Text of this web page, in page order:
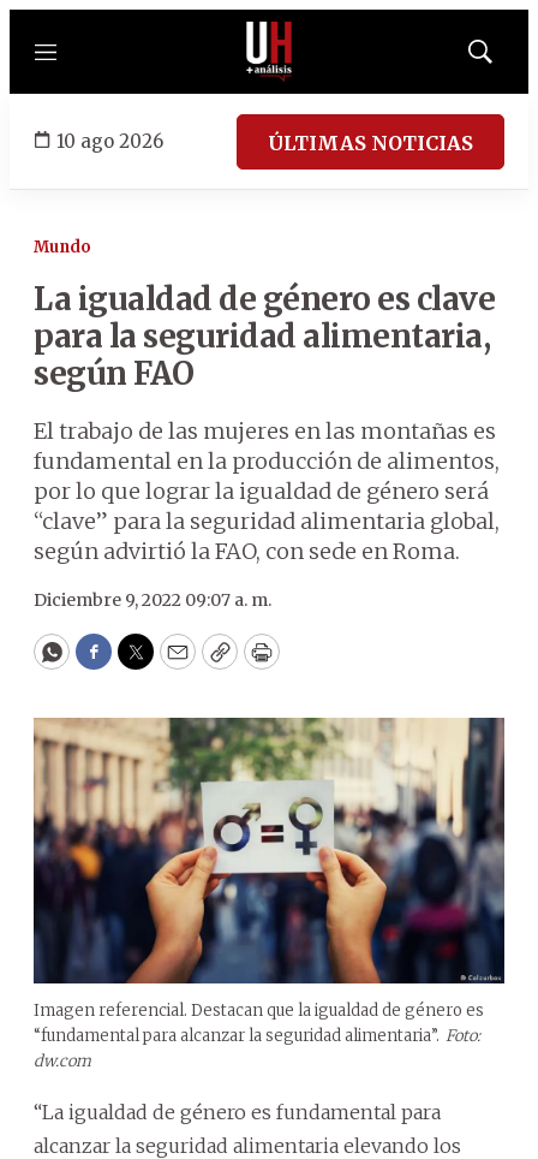
Menú
Mostrar
10 ago 2026 ÚLTIMAS NOTICIAS
Mundo
La igualdad de género es clave
para la seguridad alimentaria,
según FAO
El trabajo de las mujeres en las montañas es
fundamental en la producción de alimentos,
por lo que lograr la igualdad de género será
“clave” para la seguridad alimentaria global,
según advirtió la FAO, con sede en Roma.
Diciembre 9, 2022 09:07 a. m.
WhatsApp
Facebook
Twitter
EmailCopyPrint
Imagen referencial. Destacan que la igualdad de género es
“fundamental para alcanzar la seguridad alimentaria”. Foto:
dw.com
“La igualdad de género es fundamental para
alcanzar la seguridad alimentaria elevando los